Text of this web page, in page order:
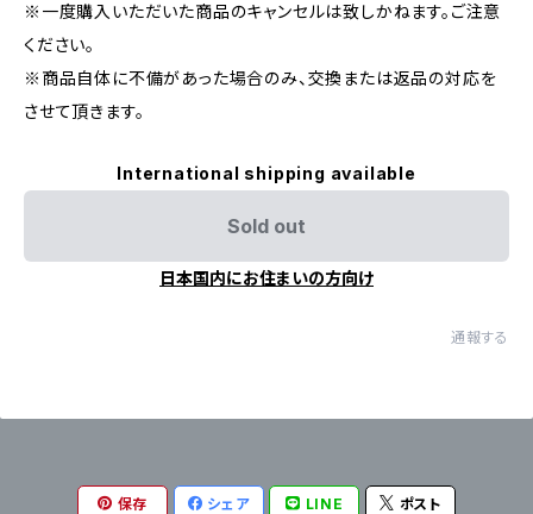
※一度購入いただいた商品のキャンセルは致しかねます。ご注意
ください。
※商品自体に不備があった場合のみ、交換または返品の対応を
させて頂きます。
International shipping available
Sold out
日本国内にお住まいの方向け
通報する
保存 シェア LINE ポスト